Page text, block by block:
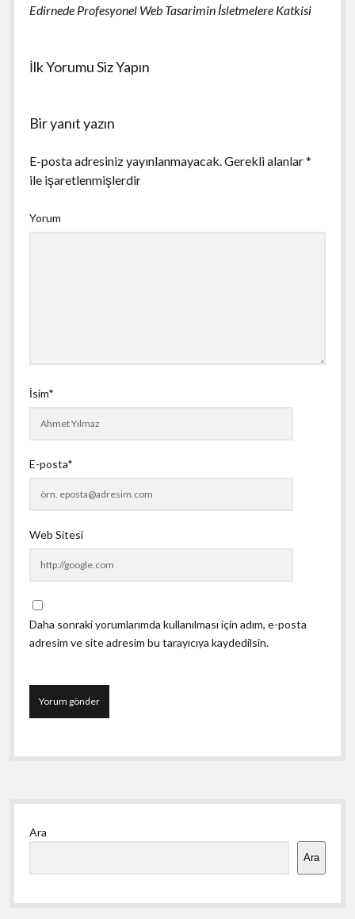
Edirnede Profesyonel Web Tasarimin İsletmelere Katkisi
İlk Yorumu Siz Yapın
Bir yanıt yazın
E-posta adresiniz yayınlanmayacak.Gerekli alanlar*
ile işaretlenmişlerdir
Yorum
İsim*
E-posta*
Web Sitesi
Daha sonraki yorumlarımda kullanılması için adım, e-posta
adresim ve site adresim bu tarayıcıya kaydedilsin.
Yan
Menü
Ara
Ara